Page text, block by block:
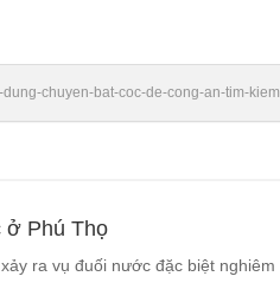
chuyen-bat-coc-de-cong-an-tim-
Phú Thọ
ra vụ đuối nước đặc biệt nghiêm